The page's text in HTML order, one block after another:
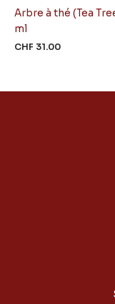
Arbre à thé (Tea
ml
CHF 31.00